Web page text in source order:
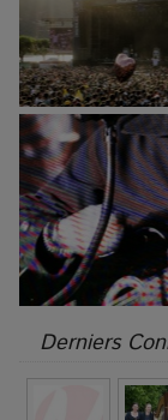
Derniers